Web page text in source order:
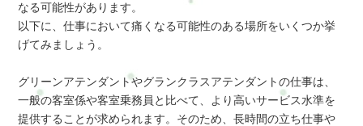
なる可能性があります。
以下に、仕事において痛くなる可能性のある場所をいくつか挙
げてみましょう。
グリーンアテンダントやグランクラスアテンダントの仕事は、
一般の客室係や客室乗務員と比べて、より高いサービス水準を
提供することが求められます。そのため、長時間の立ち仕事や